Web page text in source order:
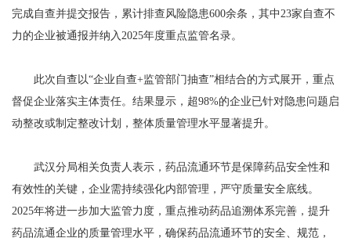
完成自查并提交报告，累计排查风险隐患600余条，其中23家自查不
力的企业被通报并纳入2025年度重点监管名录。
此次自查以“企业自查+监管部门抽查”相结合的方式展开，重点
督促企业落实主体责任。结果显示，超98%的企业已针对隐患问题启
动整改或制定整改计划，整体质量管理水平显著提升。
武汉分局相关负责人表示，药品流通环节是保障药品安全性和
有效性的关键，企业需持续强化内部管理，严守质量安全底线。
2025年将进一步加大监管力度，重点推动药品追溯体系完善，提升
药品流通企业的质量管理水平，确保药品流通环节的安全、规范，